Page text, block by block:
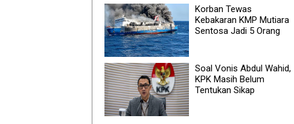
Korban Tewas
Kebakaran KMP Mutiara
Sentosa Jadi 5 Orang
Soal Vonis Abdul Wahid,
KPK Masih Belum
Tentukan Sikap